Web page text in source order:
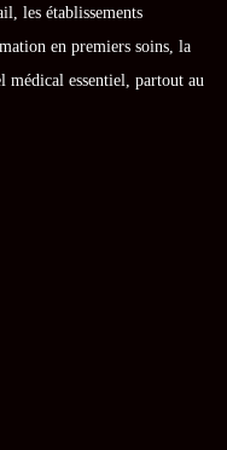
les établissements
en premiers soins, la
médical essentiel, partout au